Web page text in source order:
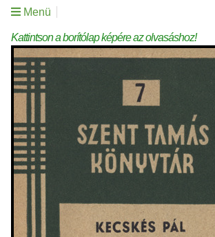
Menü
Kattintson a borítólap képére az olvasáshoz!